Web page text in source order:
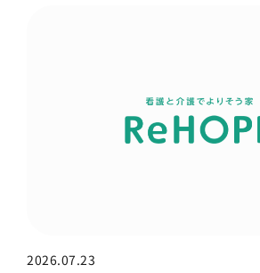
2026.07.23